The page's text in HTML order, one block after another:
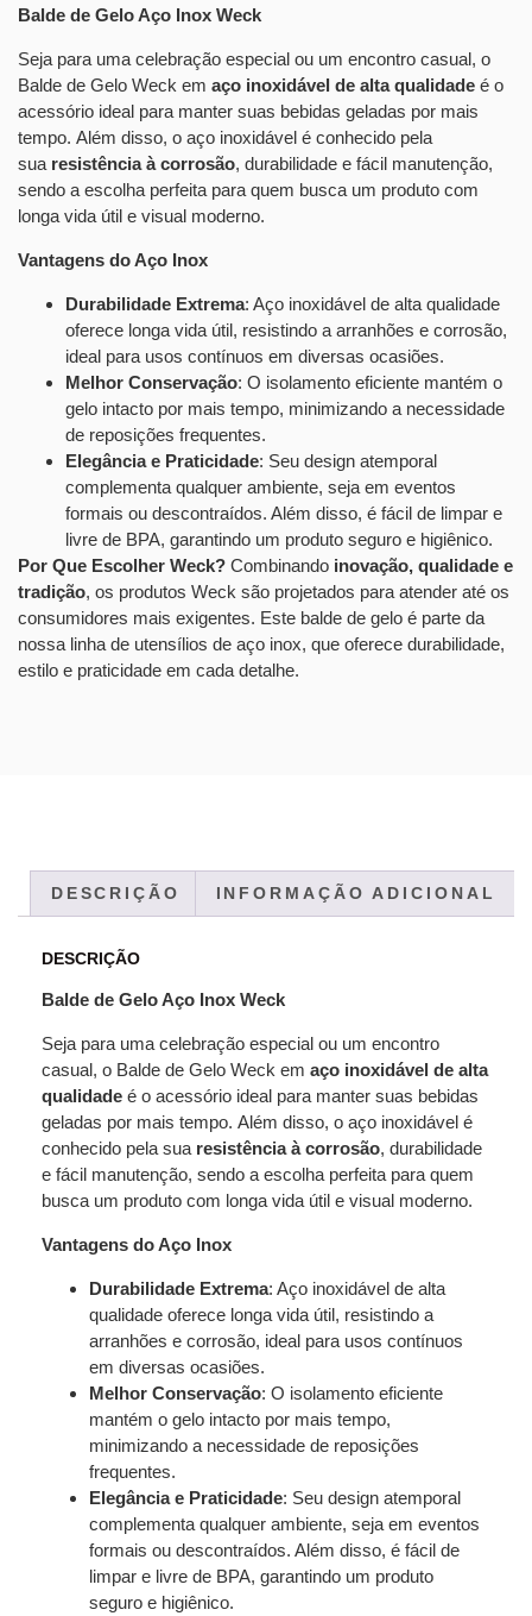
Balde de Gelo Aço Inox Weck
Seja para uma celebração especial ou um encontro casual, o
Balde de Gelo Weck em aço inoxidável de alta qualidade é o
acessório ideal para manter suas bebidas geladas por mais
tempo. Além disso, o aço inoxidável é conhecido pela
sua resistência à corrosão, durabilidade e fácil manutenção,
sendo a escolha perfeita para quem busca um produto com
longa vida útil e visual moderno.
Vantagens do Aço Inox
Durabilidade Extrema: Aço inoxidável de alta qualidade
oferece longa vida útil, resistindo a arranhões e corrosão,
ideal para usos contínuos em diversas ocasiões.
Melhor Conservação: O isolamento eficiente mantém o
gelo intacto por mais tempo, minimizando a necessidade
de reposições frequentes.
Elegância e Praticidade: Seu design atemporal
complementa qualquer ambiente, seja em eventos
formais ou descontraídos. Além disso, é fácil de limpar e
livre de BPA, garantindo um produto seguro e higiênico.
Por Que Escolher Weck? Combinando inovação, qualidade e
tradição, os produtos Weck são projetados para atender até os
consumidores mais exigentes. Este balde de gelo é parte da
nossa linha de utensílios de aço inox, que oferece durabilidade,
estilo e praticidade em cada detalhe.
DESCRIÇÃO INFORMAÇÃO ADICIONAL
DESCRIÇÃO
Balde de Gelo Aço Inox Weck
Seja para uma celebração especial ou um encontro
casual, o Balde de Gelo Weck em aço inoxidável de alta
qualidade é o acessório ideal para manter suas bebidas
geladas por mais tempo. Além disso, o aço inoxidável é
conhecido pela sua resistência à corrosão, durabilidade
e fácil manutenção, sendo a escolha perfeita para quem
busca um produto com longa vida útil e visual moderno.
Vantagens do Aço Inox
Durabilidade Extrema: Aço inoxidável de alta
qualidade oferece longa vida útil, resistindo a
arranhões e corrosão, ideal para usos contínuos
em diversas ocasiões.
Melhor Conservação: O isolamento eficiente
mantém o gelo intacto por mais tempo,
minimizando a necessidade de reposições
frequentes.
Elegância e Praticidade: Seu design atemporal
complementa qualquer ambiente, seja em eventos
formais ou descontraídos. Além disso, é fácil de
limpar e livre de BPA, garantindo um produto
seguro e higiênico.